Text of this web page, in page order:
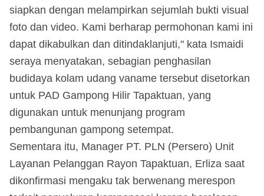
siapkan dengan melampirkan sejumlah bukti visual
foto dan video. Kami berharap permohonan kami ini
dapat dikabulkan dan ditindaklanjuti," kata Ismaidi
seraya menyatakan, sebagian penghasilan
budidaya kolam udang vaname tersebut disetorkan
untuk PAD Gampong Hilir Tapaktuan, yang
digunakan untuk menunjang program
pembangunan gampong setempat.
Sementara itu, Manager PT. PLN (Persero) Unit
Layanan Pelanggan Rayon Tapaktuan, Erliza saat
dikonfirmasi mengaku tak berwenang merespon